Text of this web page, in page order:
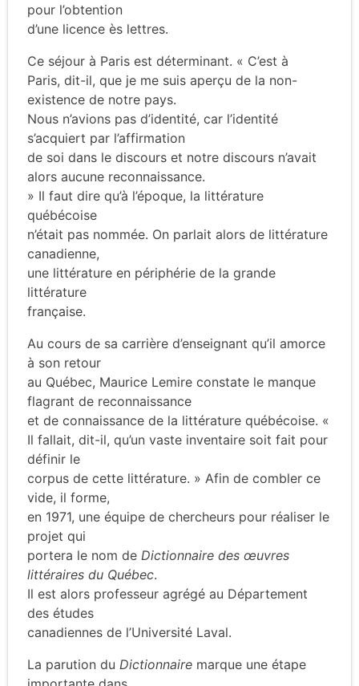
pour l’obtention
d’une licence ès lettres.
Ce séjour à Paris est déterminant. « C’est à
Paris, dit-il, que je me suis aperçu de la non-
existence de notre pays.
Nous n’avions pas d’identité, car l’identité
s’acquiert par l’affirmation
de soi dans le discours et notre discours n’avait
alors aucune reconnaissance.
» Il faut dire qu’à l’époque, la littérature
québécoise
n’était pas nommée. On parlait alors de littérature
canadienne,
une littérature en périphérie de la grande
littérature
française.
Au cours de sa carrière d’enseignant qu’il amorce
à son retour
au Québec, Maurice Lemire constate le manque
flagrant de reconnaissance
et de connaissance de la littérature québécoise. «
Il fallait, dit-il, qu’un vaste inventaire soit fait pour
définir le
corpus de cette littérature. » Afin de combler ce
vide, il forme,
en 1971, une équipe de chercheurs pour réaliser le
projet qui
portera le nom de Dictionnaire des œuvres
littéraires du Québec.
Il est alors professeur agrégé au Département
des études
canadiennes de l’Université Laval.
La parution du Dictionnaire marque une étape